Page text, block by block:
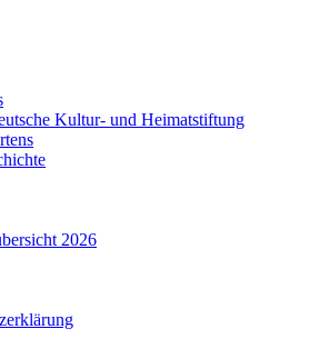
1929 e. V.
Kultur- und Heimatstiftung
2026